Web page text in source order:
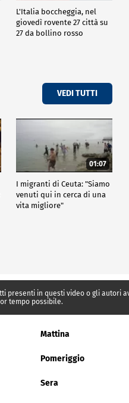
L'Italia boccheggia, nel
giovedì rovente 27 città su
27 da bollino rosso
VEDI TUTTI
01:07
I migranti di Ceuta: "Siamo
venuti qui in cerca di una
vita migliore"
presenti in questi video o gli
tempo possibile.
Mattina
Pomeriggio
Sera